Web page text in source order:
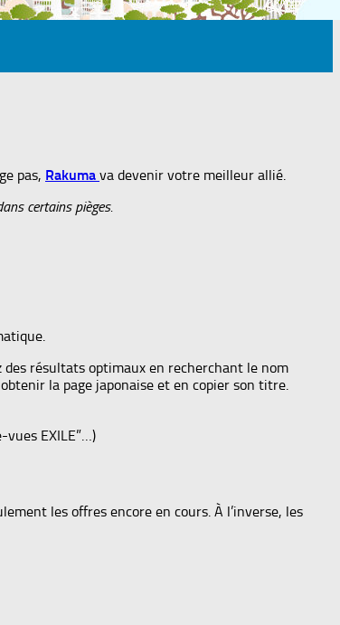
pas, Rakuma va devenir votre meilleur allié.
certains pièges.
résultats optimaux en recherchant le nom
la page japonaise et en copier son titre.
vues EXILE”…)
les offres encore en cours. À l’inverse, les